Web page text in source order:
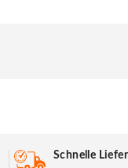
Schnelle